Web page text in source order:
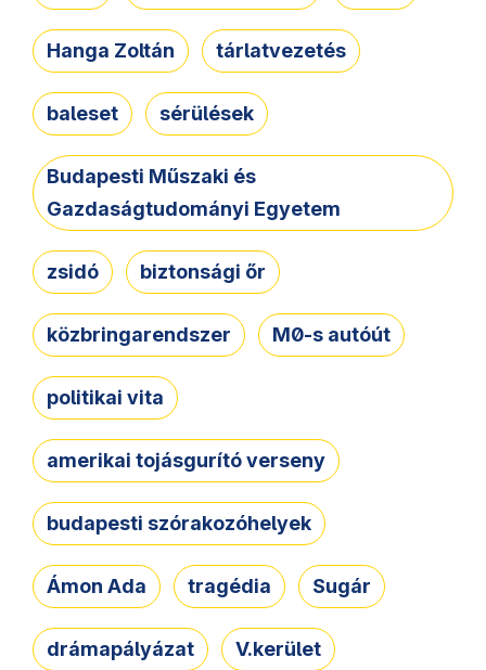
Hanga Zoltán tárlatvezetés
baleset sérülések
Budapesti Műszaki és
Gazdaságtudományi Egyetem
zsidó biztonsági őr
közbringarendszer M0-s autóút
politikai vita
amerikai tojásgurító verseny
budapesti szórakozóhelyek
Ámon Ada tragédia Sugár
drámapályázat V.kerület